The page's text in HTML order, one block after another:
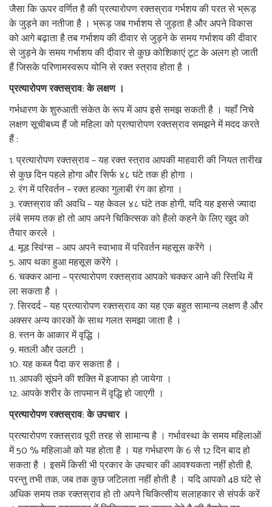
जैसा कि ऊपर वर्णित है की प्रत्यारोपण रक्तस्राव गर्भशय की परत से भ्रूड़
के जुड़ने का नतीजा है । भ्रूड़ जब गर्भाशय से जुड़ता है और अपने विकास
को आगे बढ़ाता है तब गर्भाशय की दीवार से जुड़ने के समय गर्भाशय की दीवार
से जुड़ने के समय गर्भाशय की दीवार से कुछ कोशिकाएं टूट के अलग हो जाती
हैं जिसके परिणामस्वरूप योनि से रक्त स्त्राव होता है ।
प्रत्यारोपण रक्तस्राव: के लक्षण ।
गर्भधारण के शुरुआती संकेत के रूप में आप इसे समझ सकती है । यहाँ निचे
लक्षण सूचीबध्य हैं जो महिला को प्रत्यारोपण रक्तस्राव समझने में मदद करते
हैं :
प्रत्यारोपण रक्तस्राव – यह रक्त स्त्राव आपकी माहवारी की नियत तारीख
से कुछ दिन पहले होगा और सिर्फ ४८ घंटे तक ही होगा ।
रंग में परिवर्तन – रक्त हल्का गुलाबी रंग का होगा ।
रक्तस्राव की अवधि – यह केवल ४८ घंटे तक होगी, यदि यह इससे ज्यादा
लंबे समय तक हो तो आप अपने चिकित्सक को हैलो कहने के लिए खुद को
तैयार करले ।
मूड स्विंग्स – आप अपने स्वाभाव में परिवर्तन महसूस करेंगे ।
आप थका हुआ महसूस करेंगे ।
चक्कर आना – प्रत्यारोपण रक्तस्राव आपको चक्कर आने की स्तिथि में
ला सकता है ।
सिरदर्द – यह प्रत्यारोपण रक्तस्राव का यह एक बहुत सामान्य लक्षण है और
अक्सर अन्य कारकों के साथ गलत समझा जाता है ।
स्तन के आकार में वृद्धि ।
मतली और उलटी ।
यह कब्ज पैदा कर सकता है ।
आपकी सूंघने की शक्ति में इजाफा हो जायेगा ।
आपके शरीर के तापमान में वृद्धि हो जाएगी ।
प्रत्यारोपण रक्तस्राव: के उपचार ।
प्रत्यारोपण रक्तस्राव पूरी तरह से सामान्य है । गर्भावस्था के समय महिलाओं
में 50 % महिलाओ को यह होता है । यह गर्भधारण के 6 से 12 दिन बाद हो
सकता है । इसमें किसी भी प्रकार के उपचार की आवश्यकता नहीं होती है,
परन्तु तभी तक, जब तक कुछ जटिलता नहीं होती है । यदि आपको 48 घंटे से
अधिक समय तक रक्तस्राव हो तो अपने चिकित्सीय सलाहकार से संपर्क करें